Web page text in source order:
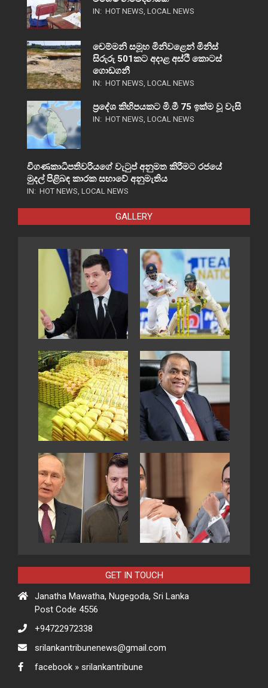
IN: HOT NEWS, LOCAL NEWS
චෙම්මනි සමූහ මිනිවළෙන් මිනිස්
සිරුරු 501කට අදාළ අස්ථි කොටස්
ගොඩගනී
IN: HOT NEWS, LOCAL NEWS
ප්‍රදේශ කිහිපයකට මි.මී 75 ඉක්ම වූ වැසි
IN: HOT NEWS, LOCAL NEWS
විගණකාධිපතිවරියගේ වැටුප් අනුමත කිරීමට රජයේ
මුදල් පිළිබඳ කාරක සභාවේ අනුමැතිය
IN: HOT NEWS, LOCAL NEWS
GALLERY
GET IN TOUCH
Janatha Mawatha, Nugegoda, Sri Lanka
Post Code 4556
+94722972338
srilankantribunenews@gmail.com
facebook » srilankantribune